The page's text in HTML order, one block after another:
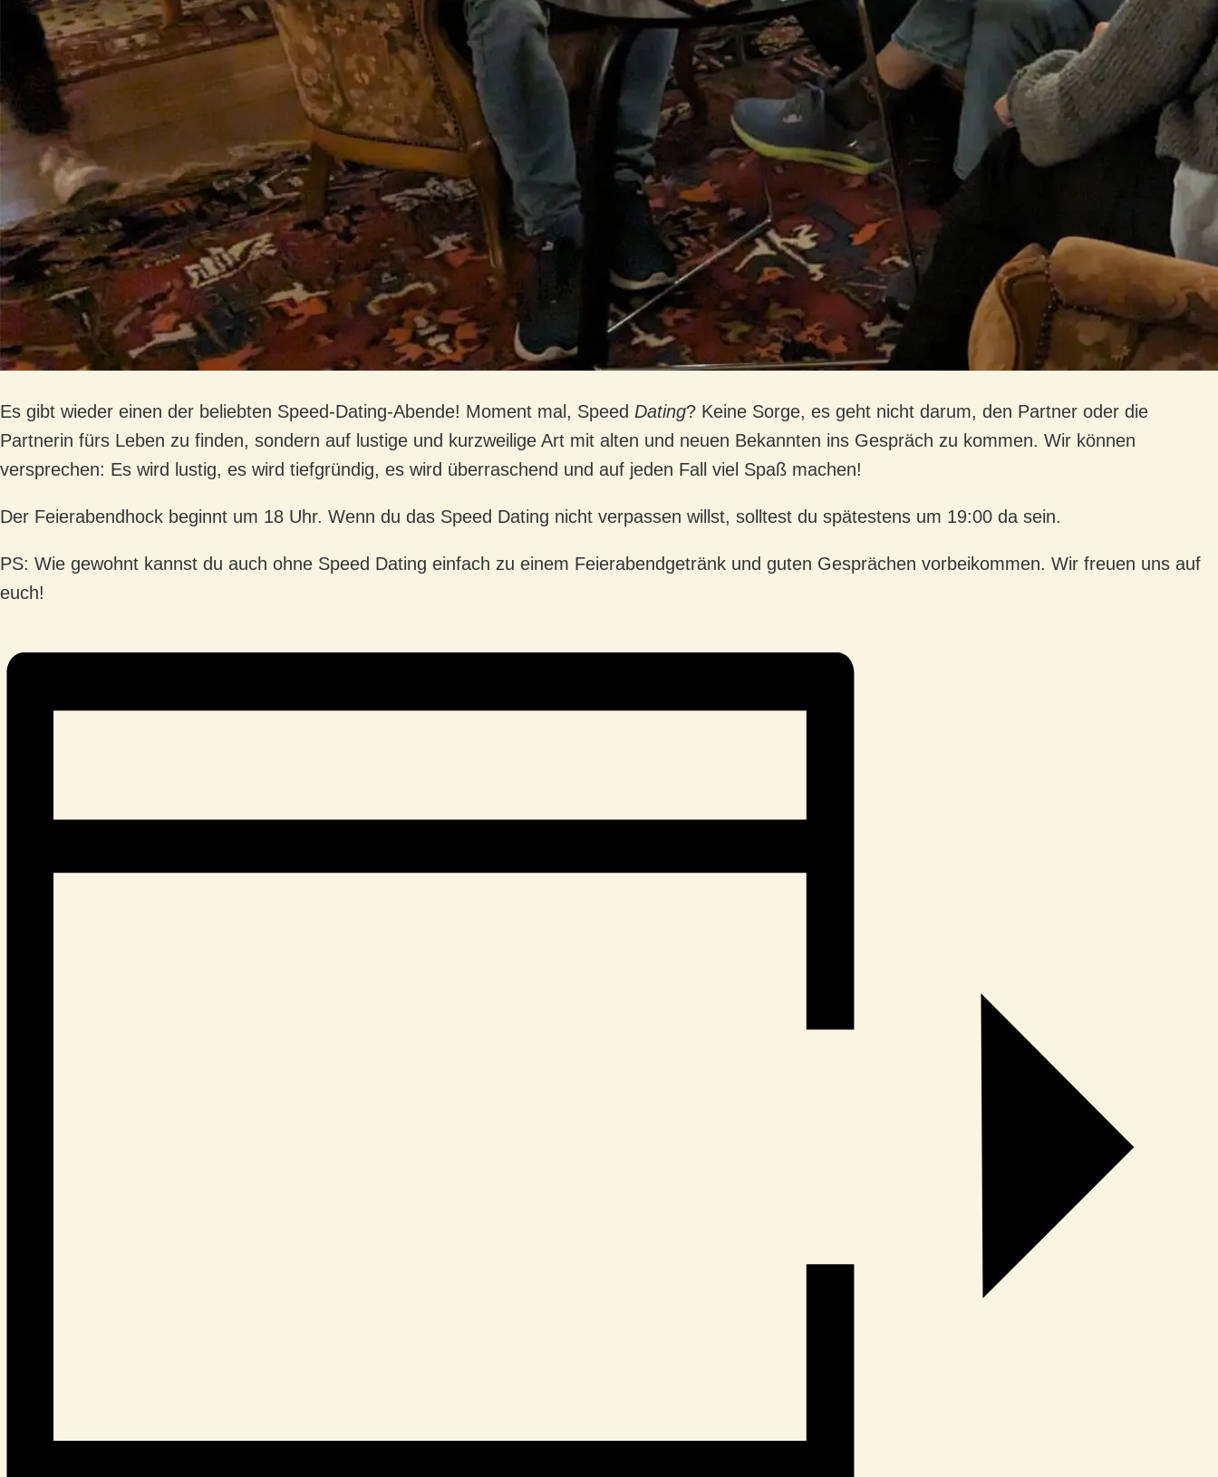
Es gibt wieder einen der beliebten Speed-Dating-Abende! Moment mal, Speed Dating? Keine Sorge, es geht nicht darum, den Partner oder die
Partnerin fürs Leben zu finden, sondern auf lustige und kurzweilige Art mit alten und neuen Bekannten ins Gespräch zu kommen. Wir können
versprechen: Es wird lustig, es wird tiefgründig, es wird überraschend und auf jeden Fall viel Spaß machen!
Der Feierabendhock beginnt um 18 Uhr. Wenn du das Speed Dating nicht verpassen willst, solltest du spätestens um 19:00 da sein.
PS: Wie gewohnt kannst du auch ohne Speed Dating einfach zu einem Feierabendgetränk und guten Gesprächen vorbeikommen. Wir freuen uns auf
euch!